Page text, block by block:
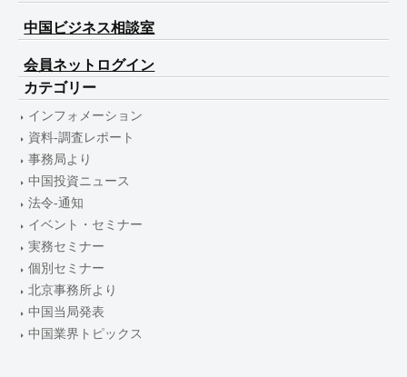
中国ビジネス相談室
会員ネットログイン
カテゴリー
インフォメーション
資料-調査レポート
事務局より
中国投資ニュース
法令-通知
イベント・セミナー
実務セミナー
個別セミナー
北京事務所より
中国当局発表
中国業界トピックス